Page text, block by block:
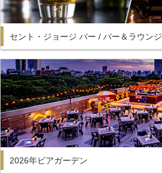
セント・ジョージ バー / バー＆ラウンジ
2026年ビアガーデン